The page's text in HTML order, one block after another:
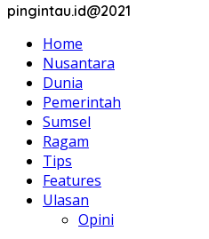
pingintau.id@2021
Home
Nusantara
Dunia
Pemerintah
Sumsel
Ragam
Tips
Features
Ulasan
Opini